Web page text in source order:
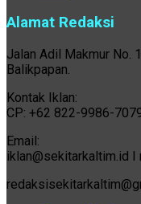
Alamat Redaksi
Jalan Adil Makmur No.
Balikpapan.
Kontak Iklan:
CP: +62 822-9986-
Email:
iklan@sekitarkaltim.id